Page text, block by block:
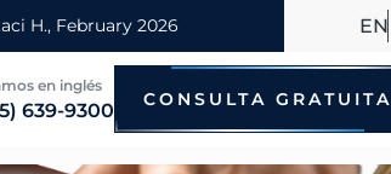
EN
en inglés
639-9300 CONSULTA GRATUITA